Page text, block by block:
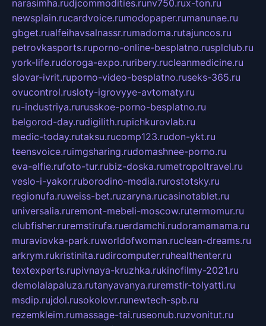
narasimha.rudjcommodities.runv750.rux-ton.ru
newsplain.rucardvoice.rumodopaper.rumanunae.ru
gbget.rualfeihavsalnassr.rumadoma.rutajuncos.ru
petrovkasports.ruporno-online-besplatno.rusplclub.ru
york-life.rudoroga-expo.ruribery.rucleanmedicine.ru
slovar-ivrit.ruporno-video-besplatno.ruseks-365.ru
ovucontrol.rusloty-igrovyye-avtomaty.ru
ru-industriya.rurusskoe-porno-besplatno.ru
belgorod-day.rudigilith.rupichkurovlab.ru
medic-today.rutaksu.rucomp123.rudon-ykt.ru
teensvoice.ruimgsharing.rudomashnee-porno.ru
eva-elfie.rufoto-tur.rubiz-doska.rumetropoltravel.ru
veslo-i-yakor.ruborodino-media.rurostotsky.ru
regionufa.ruweiss-bet.ruzaryna.rucasinotablet.ru
universalia.ruremont-mebeli-moscow.rutermomur.ru
clubfisher.ruremstirufa.ruerdamchi.rudoramamama.ru
muraviovka-park.ruworldofwoman.ruclean-dreams.ru
arkrym.rukristinita.rudircomputer.ruhealthenter.ru
textexperts.rupivnaya-kruzhka.rukinofilmy-2021.ru
demolalapaluza.rutanyavanya.ruremstir-tolyatti.ru
msdip.rujdol.rusokolovr.runewtech-spb.ru
rezemkleim.rumassage-tai.ruseonub.ruzvonitut.ru